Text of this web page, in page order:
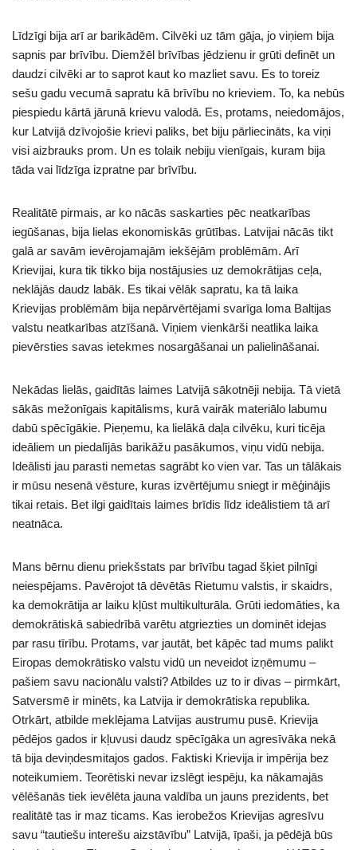
Līdzīgi bija arī ar barikādēm. Cilvēki uz tām gāja, jo viņiem bija
sapnis par brīvību. Diemžēl brīvības jēdzienu ir grūti definēt un
daudzi cilvēki ar to saprot kaut ko mazliet savu. Es to toreiz
sešu gadu vecumā sapratu kā brīvību no krieviem. To, ka nebūs
piespiedu kārtā jārunā krievu valodā. Es, protams, neiedomājos,
kur Latvijā dzīvojošie krievi paliks, bet biju pārliecināts, ka viņi
visi aizbrauks prom. Un es tolaik nebiju vienīgais, kuram bija
tāda vai līdzīga izpratne par brīvību.
Realitātē pirmais, ar ko nācās saskarties pēc neatkarības
iegūšanas, bija lielas ekonomiskās grūtības. Latvijai nācās tikt
galā ar savām ievērojamajām iekšējām problēmām. Arī
Krievijai, kura tik tikko bija nostājusies uz demokrātijas ceļa,
neklājās daudz labāk. Es tikai vēlāk sapratu, ka tā laika
Krievijas problēmām bija nepārvērtējami svarīga loma Baltijas
valstu neatkarības atzīšanā. Viņiem vienkārši neatlika laika
pievērsties savas ietekmes nosargāšanai un palielināšanai.
Nekādas lielās, gaidītās laimes Latvijā sākotnēji nebija. Tā vietā
sākās mežonīgais kapitālisms, kurā vairāk materiālo labumu
dabū spēcīgākie. Pieņemu, ka lielākā daļa cilvēku, kuri ticēja
ideāliem un piedalījās barikāžu pasākumos, viņu vidū nebija.
Ideālisti jau parasti nemetas sagrābt ko vien var. Tas un tālākais
ir mūsu nesenā vēsture, kuras izvērtējumu sniegt ir mēģinājis
tikai retais. Bet ilgi gaidītais laimes brīdis līdz ideālistiem tā arī
neatnāca.
Mans bērnu dienu priekšstats par brīvību tagad šķiet pilnīgi
neiespējams. Pavērojot tā dēvētās Rietumu valstis, ir skaidrs,
ka demokrātija ar laiku kļūst multikulturāla. Grūti iedomāties, ka
demokrātiskā sabiedrībā varētu atgriezties un dominēt idejas
par rasu tīrību. Protams, var jautāt, bet kāpēc tad mums palikt
Eiropas demokrātisko valstu vidū un neveidot izņēmumu –
pašiem savu nacionālu valsti? Atbildes uz to ir divas – pirmkārt,
Satversmē ir minēts, ka Latvija ir demokrātiska republika.
Otrkārt, atbilde meklējama Latvijas austrumu pusē. Krievija
pēdējos gados ir kļuvusi daudz spēcīgāka un agresīvāka nekā
tā bija deviņdesmitajos gados. Faktiski Krievija ir impērija bez
noteikumiem. Teorētiski nevar izslēgt iespēju, ka nākamajās
vēlēšanās tiek ievēlēta jauna valdība un jauns prezidents, bet
realitātē tas ir maz ticams. Kas ierobežos Krievijas agresīvu
savu “tautiešu interešu aizstāvību” Latvijā, īpaši, ja pēdējā būs